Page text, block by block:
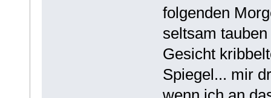
folgenden
seltsam
Gesicht
Spiegel... mir